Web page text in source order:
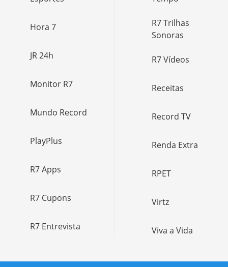
Hora 7
JR 24h
Monitor R7
Mundo Record
PlayPlus
R7 Apps
R7 Cupons
R7 Entrevista
R7 Trilhas
Sonoras
R7 Vídeos
Receitas
Record TV
Renda Extra
RPET
Virtz
Viva a Vida